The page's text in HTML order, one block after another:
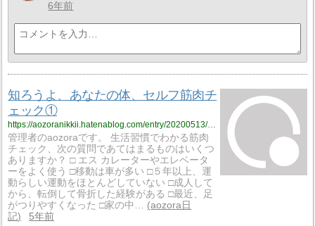
6年前
知ろうよ、あなたの体、セルフ筋肉チ
ェック①
https://aozoranikkii.hatenablog.com/entry/20200513/1589331117
管理者のaozoraです。 生活習慣でわかる筋肉
チェック、次の質問であてはまるものはいくつ
ありますか？ □ エス カレーターやエレベータ
ーをよく使う □移動は車が多い □５年以上、運
動らしい運動をほとんどしていない □成人して
から、転倒して骨折した経験がある □最近、足
がつりやすくなった □家の中…
aozora日
記
5年前